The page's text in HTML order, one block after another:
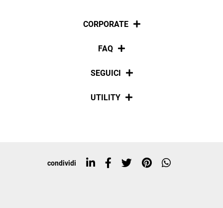
CORPORATE
Chi siamo
FAQ
Pagamenti
SEGUICI
Social
UTILITY
Top ricerche
condividi